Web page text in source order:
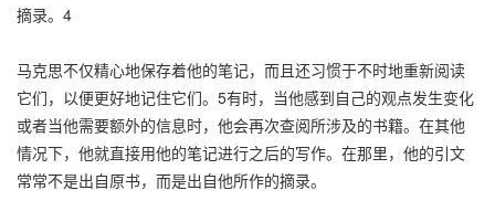
摘录。4
马克思不仅精心地保存着他的笔记，而且还习惯于不时地重新阅读
它们，以便更好地记住它们。5有时，当他感到自己的观点发生变化
或者当他需要额外的信息时，他会再次查阅所涉及的书籍。在其他
情况下，他就直接用他的笔记进行之后的写作。在那里，他的引文
常常不是出自原书，而是出自他所作的摘录。